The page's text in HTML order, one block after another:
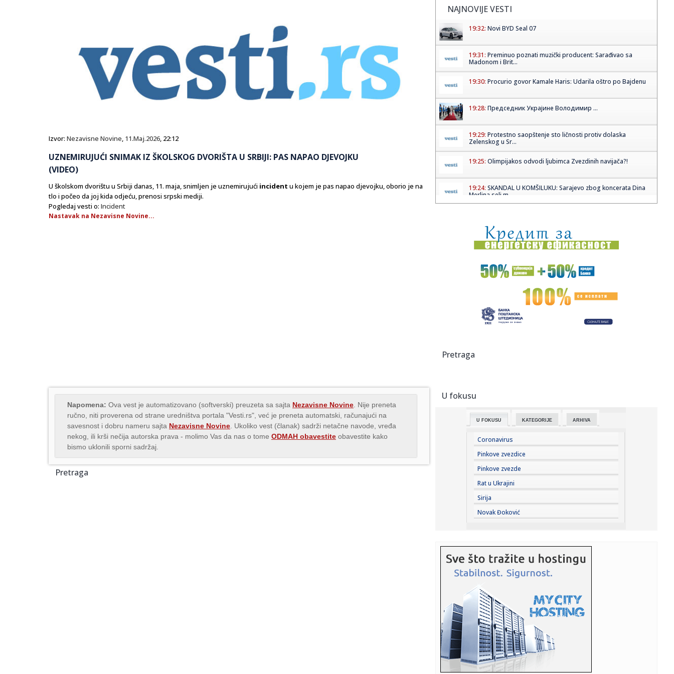
Izvor: Nezavisne Novine, 11.Maj.2026, 22:12
UZNEMIRUJUĆI SNIMAK IZ ŠKOLSKOG DVORIŠTA U SRBIJI: PAS NAPAO DJEVOJKU
(VIDEO)
U školskom dvorištu u Srbiji danas, 11. maja, snimljen je uznemirujući incident u kojem je pas napao djevojku, oborio je na
tlo i počeo da joj kida odjeću, prenosi srpski mediji.
Pogledaj vesti o: Incident
Nastavak na Nezavisne Novine...
Napomena: Ova vest je automatizovano (softverski) preuzeta sa sajta Nezavisne Novine . Nije preneta
ručno, niti proverena od strane uredništva portala "Vesti.rs", već je preneta automatski, računajući na
savesnost i dobru nameru sajta Nezavisne Novine . Ukoliko vest (članak) sadrži netačne navode, vređa
nekog, ili krši nečija autorska prava - molimo Vas da nas o tome ODMAH obavestite obavestite kako
bismo uklonili sporni sadržaj.
Pretraga
NAJNOVIJE VESTI
19:32: Novi BYD Seal 07
19:31: Preminuo poznati muzički producent: Sarađivao sa
Madonom i Brit...
19:30: Procurio govor Kamale Haris: Udarila oštro po Bajdenu
19:28: Председник Украјине Володимир ...
19:29: Protestno saopštenje sto ličnosti protiv dolaska
Zelenskog u Sr...
19:25: Olimpijakos odvodi ljubimca Zvezdinih navijača?!
19:24: SKANDAL U KOMŠILUKU: Sarajevo zbog koncerata Dina
Merlina seli m...
19:22:Lukić potpisuje! Srbin postaje član povratnika (FOTO)
19:19:Požar na deponiji povećao zagađenje u Sremskoj
Mitrovici: Veta...
Baždar zvanično u novom klubu
19:14:Direktorka Batuta: Virus Zapadnog Nila prenose komarci
uloge nakon...
19:04:
19:03: Zašto Zelenski baš sad stiže u Srbiju
19:03:Stigli su novi Samsung preklopni kraljevi: Prodaja je
zvanično p...
19:03:Smart otkrio novi gradski električni automobil na potpuno
neobi...
19:01:Kada stigne leto, vraćamo se ovim domaćim filmskim
klasicima
19:00: “Rajaner” obustavlja letove ka i iz Niša
18:58:
18:55:HETAFE JAČA TIM PRED PARTIZAN: Španci doveli vrlo
iskusnog defa...
18:55:VIDEO: Test Omoda 5 SHS-H Prime
18:53:Hetafe čeka rasplet duela Partizana i Tobola i dovodi
Pretraga
U fokusu
U FOKUSU KATEGORIJE ARHIVA
Coronavirus
Pinkove zvezdice
Pinkove zvezde
Rat u Ukrajini
Sirija
Novak Đoković